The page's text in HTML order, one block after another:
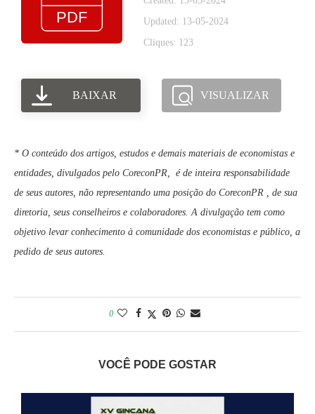
Updated: 13-05-2024
Cliques: 123
BAIXAR VISUALIZAR
* O conteúdo dos artigos, estudos e demais materiais de economistas e
entidades, divulgados pelo CoreconPR, é de inteira responsabilidade
de seus autores, não representando uma posição do CoreconPR , de sua
diretoria, seus conselheiros e colaboradores. A divulgação tem como
objetivo levar conhecimento à comunidade dos economistas e público, a
pedido de seus autores.
0
VOCÊ PODE GOSTAR